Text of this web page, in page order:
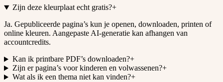
Zijn deze kleurplaat echt gratis?+
Ja. Gepubliceerde pagina’s kun je openen, downloaden, printen of
online kleuren. Aangepaste AI-generatie kan afhangen van
accountcredits.
Kan ik printbare PDF’s downloaden?+
Zijn er pagina’s voor kinderen en volwassenen?+
Wat als ik een thema niet kan vinden?+